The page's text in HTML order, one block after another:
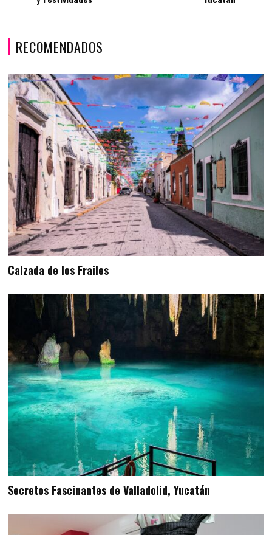
RECOMENDADOS
Calzada de los Frailes
Secretos Fascinantes de Valladolid, Yucatán